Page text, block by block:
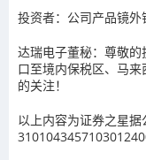
投资者：公司产品镜外
达瑞电子董秘：尊敬
口至境内保税区、马
的关注！
以上内容为证券之星